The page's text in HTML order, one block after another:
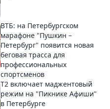
ВТБ: на Петербургском
марафоне "Пушкин –
Петербург" появится новая
беговая трасса для
профессиональных
спортсменов
Т2 включает маджентовый
режим на "Пикнике Афиши"
в Петербурге